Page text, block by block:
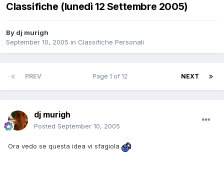
Classifiche (lunedì 12 Settembre 2005)
By dj murigh
September 10, 2005 in Classifiche Personali
PREV NEXT
Page 1 of 12
dj murigh
Posted September 10, 2005
Ora vedo se questa idea vi sfagiola